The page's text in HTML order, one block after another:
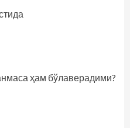
ҳам бўлаверадими?